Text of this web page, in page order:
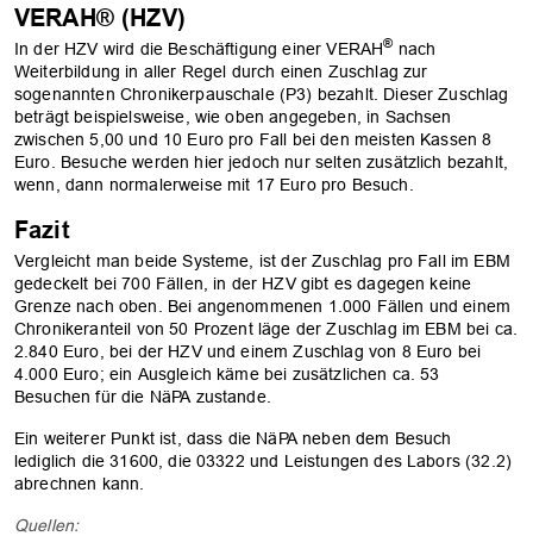
VERAH® (HZV)
In der HZV wird die Beschäftigung einer VERAH® nach
Weiterbildung in aller Regel durch einen Zuschlag zur
sogenannten Chronikerpauschale (P3) bezahlt. Dieser Zuschlag
beträgt beispielsweise, wie oben angegeben, in Sachsen
zwischen 5,00 und 10 Euro pro Fall bei den meisten Kassen 8
Euro. Besuche werden hier jedoch nur selten zusätzlich bezahlt,
wenn, dann normalerweise mit 17 Euro pro Besuch.
Fazit
Vergleicht man beide Systeme, ist der Zuschlag pro Fall im EBM
gedeckelt bei 700 Fällen, in der HZV gibt es dagegen keine
Grenze nach oben. Bei angenommenen 1.000 Fällen und einem
Chronikeranteil von 50 Prozent läge der Zuschlag im EBM bei ca.
2.840 Euro, bei der HZV und einem Zuschlag von 8 Euro bei
4.000 Euro; ein Ausgleich käme bei zusätzlichen ca. 53
Besuchen für die NäPA zustande.
Ein weiterer Punkt ist, dass die NäPA neben dem Besuch
lediglich die 31600, die 03322 und Leistungen des Labors (32.2)
abrechnen kann.
Quellen: